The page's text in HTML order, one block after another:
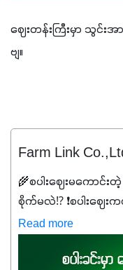
ဈေးတန်းကြီးမှာ သွင်း
ဗျ။
Farm Link
🌾စပါးဈေးမကော
စိုက်မလဲ⁉️ ❗စပါးဈေ
ကလည်း တက်နေတဲ့ဒီလိုအခ
အထွက်နှုန်းကို ထိန်းထား
ကြောင့် ကိုယ်သုံးသ
Read more